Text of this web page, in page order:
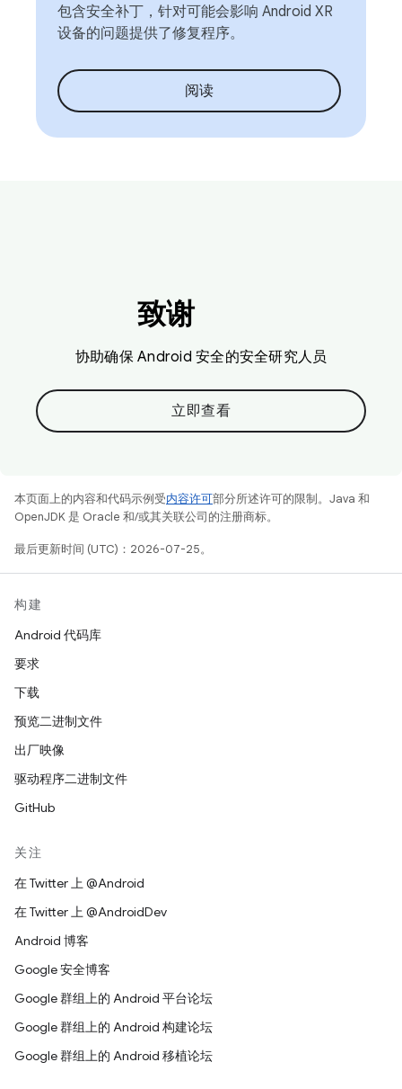
包含安全补丁，针对可能会影响 Android XR
设备的问题提供了修复程序。
阅读
致谢
协助确保 Android 安全的安全研究人员
立即查看
本页面上的内容和代码示例受内容许可部分所述许可的限制。Java 和
OpenJDK 是 Oracle 和/或其关联公司的注册商标。
最后更新时间 (UTC)：2026-07-25。
构建
Android 代码库
要求
下载
预览二进制文件
出厂映像
驱动程序二进制文件
GitHub
关注
在 Twitter 上 @Android
在 Twitter 上 @AndroidDev
Android 博客
Google 安全博客
Google 群组上的 Android 平台论坛
Google 群组上的 Android 构建论坛
Google 群组上的 Android 移植论坛